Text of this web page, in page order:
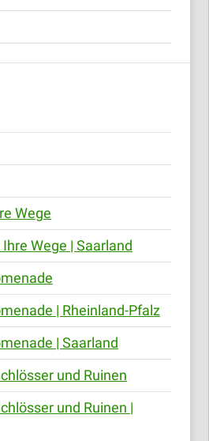
Wege
Wege | Saarland
| Rheinland-Pfalz
| Saarland
und Ruinen
und Ruinen |